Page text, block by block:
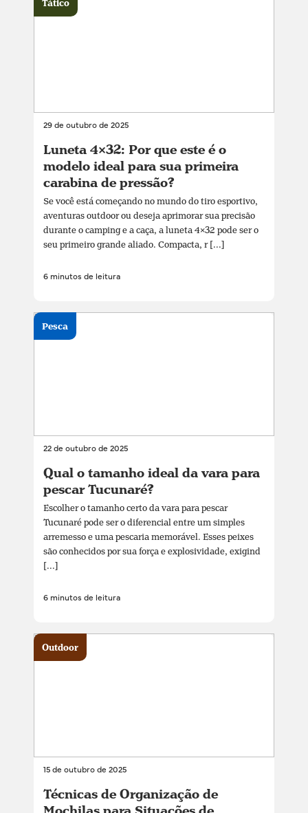
29 de outubro de 2025
Luneta 4×32: Por que este é o
modelo ideal para sua primeira
carabina de pressão?
Se você está começando no mundo do tiro esportivo,
aventuras outdoor ou deseja aprimorar sua precisão
durante o camping e a caça, a luneta 4×32 pode ser o
seu primeiro grande aliado. Compacta, r [...]
6 minutos de leitura
Tático
22 de outubro de 2025
Qual o tamanho ideal da vara para
pescar Tucunaré?
Escolher o tamanho certo da vara para pescar
Tucunaré pode ser o diferencial entre um simples
arremesso e uma pescaria memorável. Esses peixes
são conhecidos por sua força e explosividade, exigind
[...]
6 minutos de leitura
Pesca
15 de outubro de 2025
Técnicas de Organização de
Outdoor